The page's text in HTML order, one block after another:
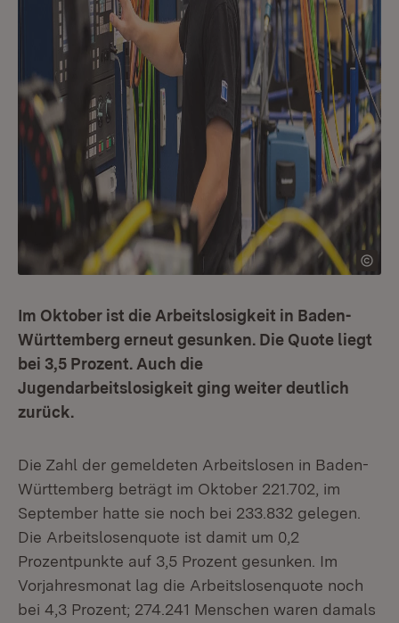
Im Oktober ist die Arbeitslosigkeit in Baden-
Württemberg erneut gesunken. Die Quote liegt
bei 3,5 Prozent. Auch die
Jugendarbeitslosigkeit ging weiter deutlich
zurück.
Die Zahl der gemeldeten Arbeitslosen in Baden-
Württemberg beträgt im Oktober 221.702, im
September hatte sie noch bei 233.832 gelegen.
Die Arbeitslosenquote ist damit um 0,2
Prozentpunkte auf 3,5 Prozent gesunken. Im
Vorjahresmonat lag die Arbeitslosenquote noch
bei 4,3 Prozent; 274.241 Menschen waren damals